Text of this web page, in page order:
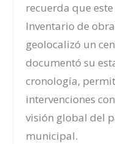
recuerda que
Inventario de
geolocalizó un
documentó su
cronología,
intervenciones
visión global del
municipal.